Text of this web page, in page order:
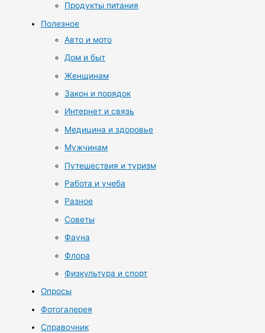
Продукты питания
Полезное
Авто и мото
Дом и быт
Женщинам
Закон и порядок
Интернет и связь
Медицина и здоровье
Мужчинам
Путешествия и туризм
Работа и учеба
Разное
Советы
Фауна
Флора
Физкультура и спорт
Опросы
Фотогалерея
Справочник